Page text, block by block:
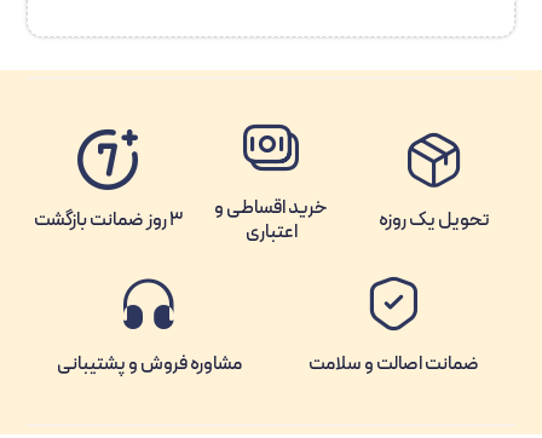
تحویل یک روزه
خرید اقساطی و
اعتباری
3 روز ضمانت بازگشت
ضمانت اصالت و سلامت مشاوره فروش و پشتیبانی